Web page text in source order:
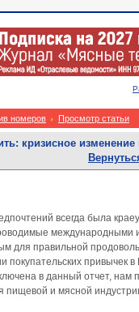
номеров Просмотр статьи
кризисное
всегда была
международными
для правильной
покупательских привычек
в данный отчет,
пищевой и мясной